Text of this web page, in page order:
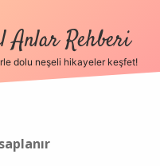
Anlar Rehberi
dolu neşeli hikayeler keşfet!